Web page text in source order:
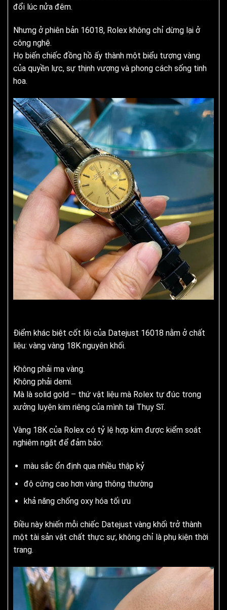
đổi lúc nửa đêm.
Nhưng ở phiên bản 16018, Rolex không chỉ dừng lại ở
công nghệ.
Họ biến chiếc đồng hồ ấy thành một biểu tượng vàng
của quyền lực, sự thịnh vượng và phong cách sống tinh
hoa.
Điểm khác biệt cốt lõi của Datejust 16018 nằm ở chất
liệu: vàng vàng 18K nguyên khối.
Không phải mạ vàng.
Không phải demi.
Mà là solid gold – thứ vật liệu mà Rolex tự đúc trong
xưởng luyện kim riêng của mình tại Thụy Sĩ.
Vàng 18K của Rolex có tỷ lệ hợp kim được kiểm soát
nghiêm ngặt để đảm bảo:
màu sắc ổn định qua nhiều thập kỷ
độ cứng cao hơn vàng thông thường
khả năng chống oxy hóa tối ưu
Điều này khiến mỗi chiếc Datejust vàng khối trở thành
một tài sản vật chất thực sự, không chỉ là phụ kiện thời
trang.